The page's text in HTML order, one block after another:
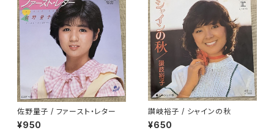
佐野量子 / ファースト・レター
¥950
讃岐裕子 / シャインの秋
¥650